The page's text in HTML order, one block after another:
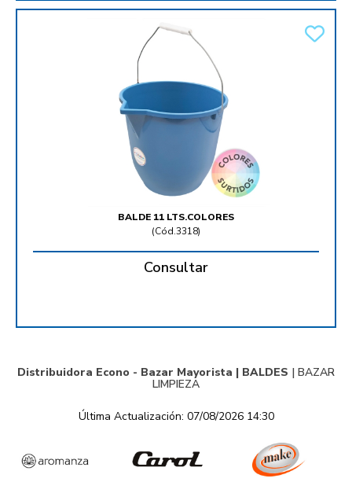
BALDE 11 LTS.COLORES
(Cód.3318)
Consultar
Distribuidora Econo - Bazar Mayorista | BALDES | BAZAR
LIMPIEZA
Última Actualización: 07/08/2026 14:30